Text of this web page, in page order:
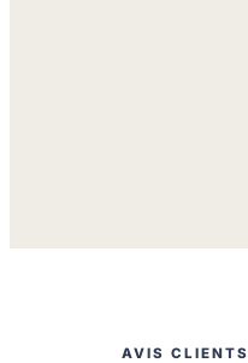
AVIS CLIENTS